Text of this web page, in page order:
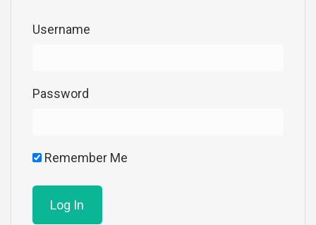
Username
Password
Remember Me